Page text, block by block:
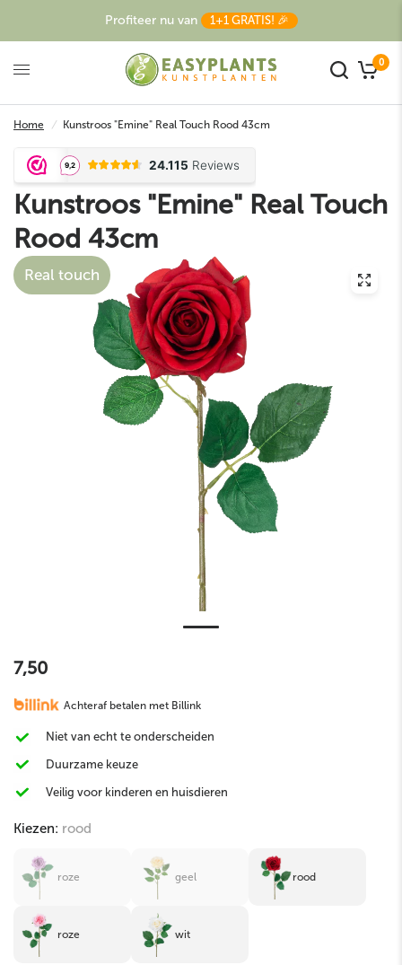
Profiteer nu van 1+1 GRATIS! 🎉
0
Home / Kunstroos "Emine" Real Touch Rood 43cm
Kunstroos "Emine" Real Touch
Rood 43cm
Real touch
7,50
Achteraf betalen met Billink
Niet van echt te onderscheiden
Duurzame keuze
Veilig voor kinderen en huisdieren
Kiezen: rood
roze geel rood
roze wit